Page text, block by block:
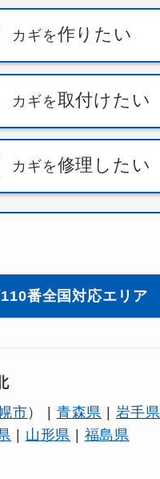
カギを作りたい
カギを取付けたい
カギを修理したい
番全国対応エリア
市） | 青森県 | 岩手県
| 山形県 | 福島県